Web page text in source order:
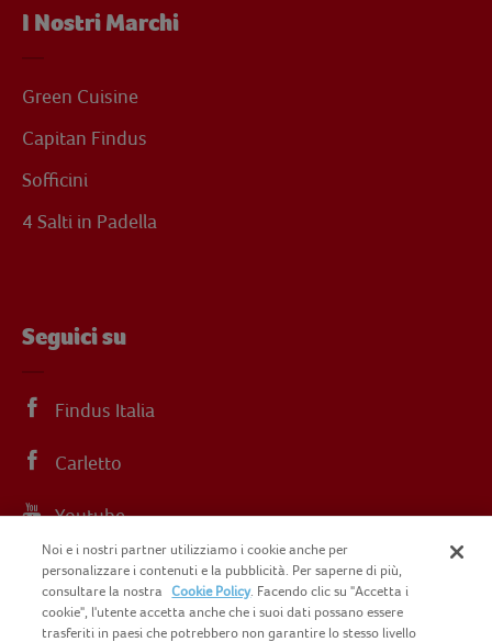
I Nostri Marchi
Green Cuisine
Capitan Findus
Sofficini
4 Salti in Padella
Seguici su
Findus Italia
Carletto
Youtube
Instagram
Noi e i nostri partner utilizziamo i cookie anche per
personalizzare i contenuti e la pubblicità. Per saperne di più,
consultare la nostra
Cookie Policy. Facendo clic su "Accetta i
cookie", l'utente accetta anche che i suoi dati possano essere
trasferiti in paesi che potrebbero non garantire lo stesso livello